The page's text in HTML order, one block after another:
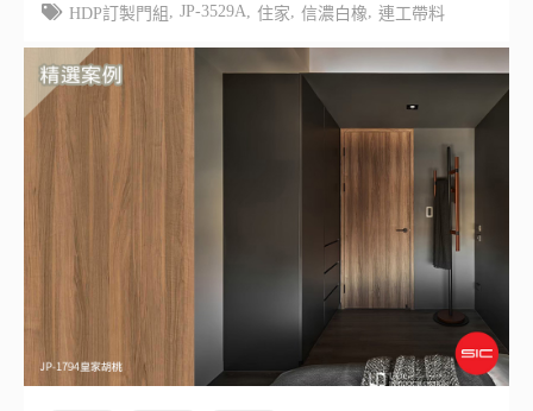
HDP訂製門組
JP-3529A 住家 信濃白橡 連工帶料